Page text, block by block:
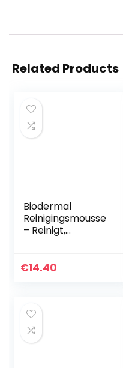
Related Products
Biodermal
Reinigingsmousse
– Reinigt,
diep zonder de
€14.40